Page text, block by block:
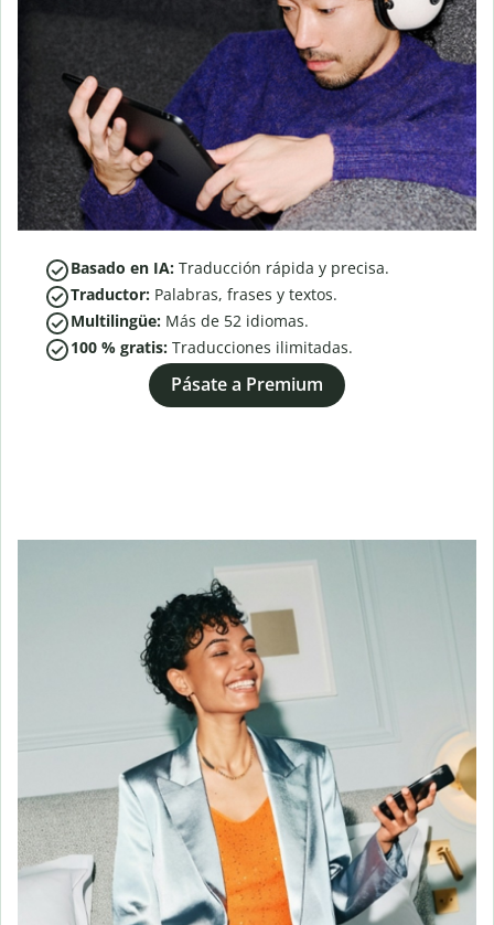
Basado en IA: Traducción rápida y precisa.
Traductor: Palabras, frases y textos.
Multilingüe: Más de 52 idiomas.
100 % gratis: Traducciones ilimitadas.
Pásate a Premium